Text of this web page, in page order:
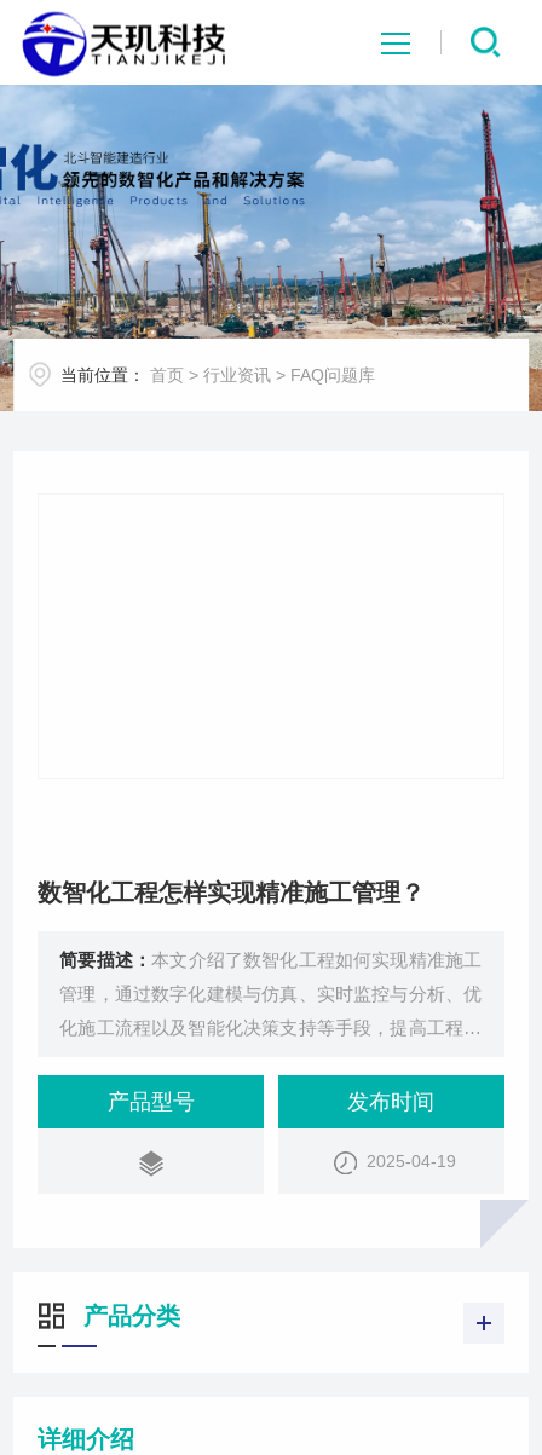
网站首页
系统中心
解决方案
项目案例
当前位置： 首页 >行业资讯 > FAQ问题库
数智化工程怎样实现精准施工管理？
简要描述：本文介绍了数智化工程如何实现精准施工
管理，通过数字化建模与仿真、实时监控与分析、优
化施工流程以及智能化决策支持等手段，提高工程效
从事工程建设管理的人员阅读。
产品型号 发布时间
2025-04-19
产品分类
详细介绍